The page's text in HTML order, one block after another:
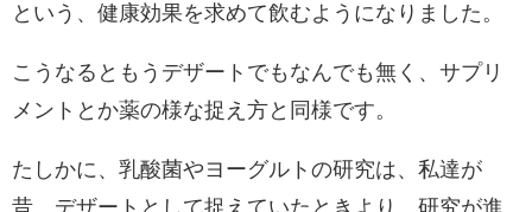
という、健康効果を求めて飲むようになりました。
こうなるともうデザートでもなんでも無く、サプリ
メントとか薬の様な捉え方と同様です。
たしかに、乳酸菌やヨーグルトの研究は、私達が
昔、デザートとして捉えていたときより、研究が進